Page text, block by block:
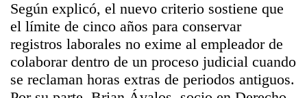
Según explicó, el nuevo criterio sostiene que
el límite de cinco años para conservar
registros laborales no exime al empleador de
colaborar dentro de un proceso judicial cuando
se reclaman horas extras de periodos antiguos.